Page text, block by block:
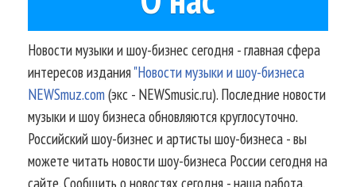
Новости музыки и шоу-бизнес сегодня - главная сфера
интересов издания"Новости музыки и шоу-бизнеса
NEWSmuz.com(экс - NEWSmusic.ru). Последние новости
музыки и шоу бизнеса обновляются круглосуточно.
Российский шоу-бизнес и артисты шоу-бизнеса - вы
можете читать новости шоу-бизнеса России сегодня на
сайте. Сообщить о новостях сегодня - наша работа.